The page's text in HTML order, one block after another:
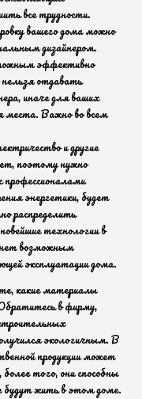
все трудности.
вашего дома можно
дизайнером.
эффективно
отдавать
иначе для ваших
места. Важно во всем
и другие
поэтому нужно
энергетики, будет
распределить
технологии в
возможным
эксплуатации дома.
какие материалы
в фирму,
экологичным. В
продукции может
того, они способны
будут жить в этом доме.